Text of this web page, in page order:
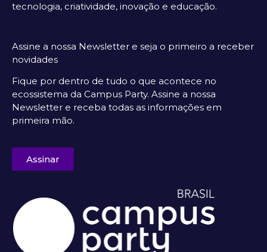
tecnologia, criatividade, inovação e educação.
Assine a nossa Newsletter e seja o primeiro a receber
novidades
Fique por dentro de tudo o que acontece no
ecossistema da Campus Party. Assine a nossa
Newsletter e receba todas as informações em
primeira mão.
Assinar